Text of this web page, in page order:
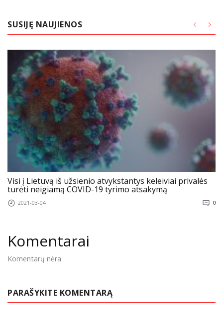
SUSIJĘ NAUJIENOS
Visi į Lietuvą iš užsienio atvykstantys keleiviai privalės
turėti neigiamą COVID-19 tyrimo atsakymą
2021-03-04 0
Komentarai
Komentarų nėra
PARAŠYKITE KOMENTARĄ